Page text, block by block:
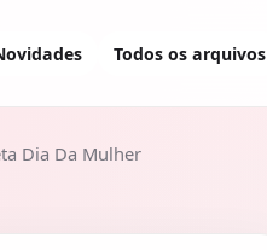
Todos os arquivos
Dia Da Mulher